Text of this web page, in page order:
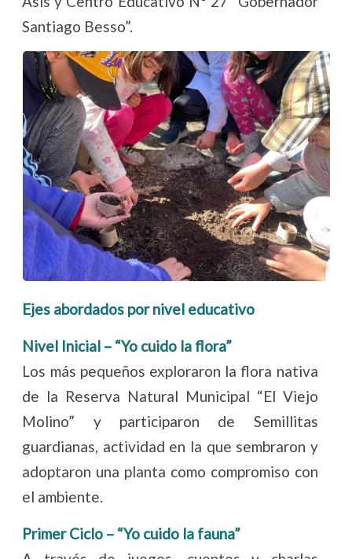
Santiago Besso”.
Ejes abordados por nivel educativo
Nivel Inicial – “Yo cuido la flora”
Los más pequeños exploraron la flora nativa
de la Reserva Natural Municipal “El Viejo
Molino” y participaron de Semillitas
guardianas, actividad en la que sembraron y
adoptaron una planta como compromiso con
el ambiente.
Primer Ciclo – “Yo cuido la fauna”